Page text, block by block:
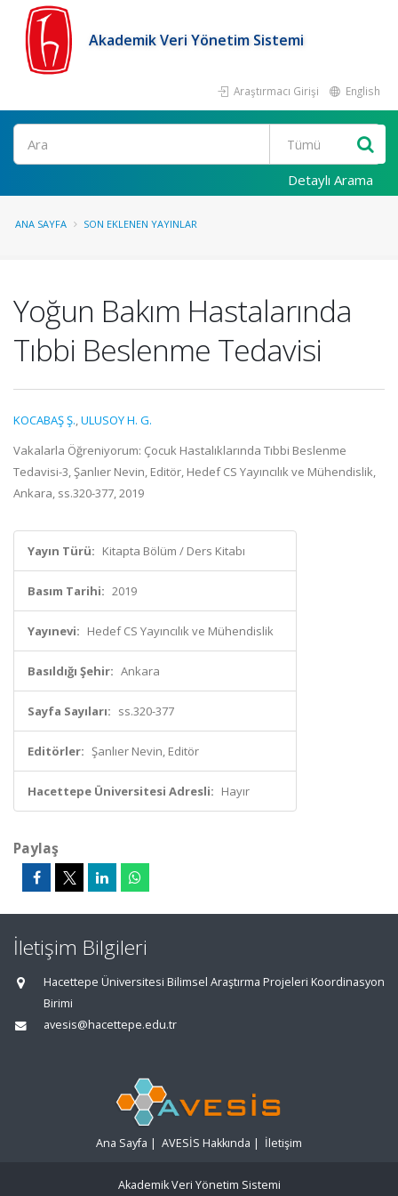
Akademik Veri Yönetim Sistemi
Araştırmacı Girişi English
Ara
Detaylı Arama
ANA SAYFA SON EKLENEN YAYINLAR
Yoğun Bakım Hastalarında
Tıbbi Beslenme Tedavisi
KOCABAŞ Ş.,ULUSOY H. G.
Vakalarla Öğreniyorum: Çocuk Hastalıklarında Tıbbi Beslenme
Tedavisi-3, Şanlıer Nevin, Editör, Hedef CS Yayıncılık ve Mühendislik,
Ankara, ss.320-377, 2019
Yayın Türü: Kitapta Bölüm / Ders Kitabı
Basım Tarihi: 2019
Yayınevi: Hedef CS Yayıncılık ve Mühendislik
Basıldığı Şehir: Ankara
Sayfa Sayıları: ss.320-377
Editörler: Şanlıer Nevin, Editör
Hacettepe Üniversitesi Adresli: Hayır
Paylaş
İletişim Bilgileri
Hacettepe Üniversitesi Bilimsel Araştırma Projeleri Koordinasyon
Birimi
avesis@hacettepe.edu.tr
Ana Sayfa | AVESİS Hakkında | İletişim
Akademik Veri Yönetim Sistemi